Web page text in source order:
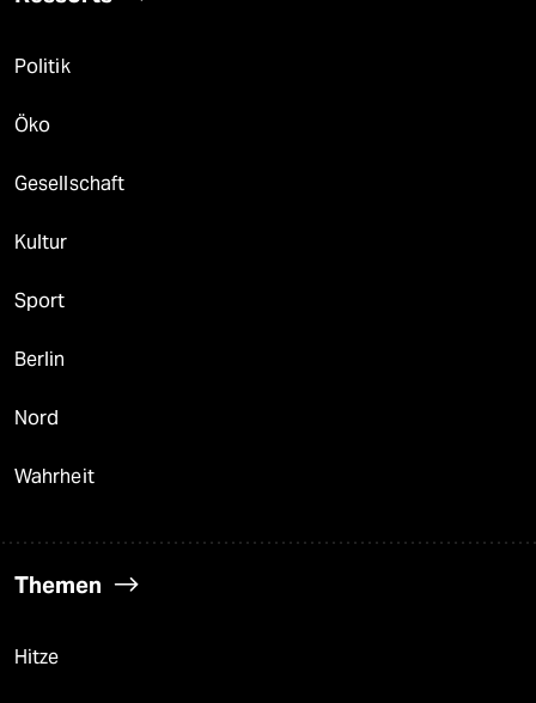
Politik
Öko
Gesellschaft
Kultur
Sport
Berlin
Nord
Wahrheit
Themen
Hitze